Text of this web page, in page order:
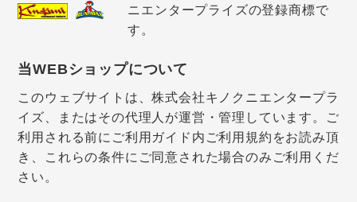
ニエンタープライズの登録商標で
す。
当WEBショップについて
このウェブサイトは、株式会社キノクニエンタープラ
イズ、またはその代理人が運営・管理しています。ご
利用される前にご利用ガイド内ご利用規約をお読み頂
き、これらの条件にご同意された場合のみご利用くだ
さい。